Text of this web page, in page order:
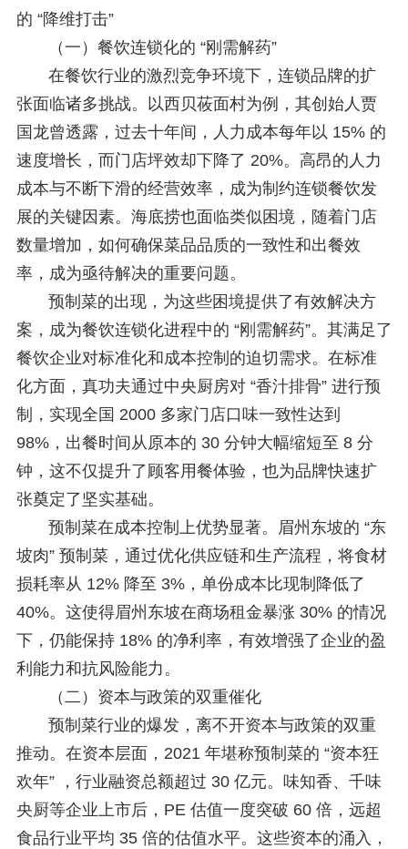
的 “降维打击”
（一）餐饮连锁化的 “刚需解药”
在餐饮行业的激烈竞争环境下，连锁品牌的扩
张面临诸多挑战。以西贝莜面村为例，其创始人贾
国龙曾透露，过去十年间，人力成本每年以 15% 的
速度增长，而门店坪效却下降了 20%。高昂的人力
成本与不断下滑的经营效率，成为制约连锁餐饮发
展的关键因素。海底捞也面临类似困境，随着门店
数量增加，如何确保菜品品质的一致性和出餐效
率，成为亟待解决的重要问题。
预制菜的出现，为这些困境提供了有效解决方
案，成为餐饮连锁化进程中的 “刚需解药”。其满足了
餐饮企业对标准化和成本控制的迫切需求。在标准
化方面，真功夫通过中央厨房对 “香汁排骨” 进行预
制，实现全国 2000 多家门店口味一致性达到
98%，出餐时间从原本的 30 分钟大幅缩短至 8 分
钟，这不仅提升了顾客用餐体验，也为品牌快速扩
张奠定了坚实基础。
预制菜在成本控制上优势显著。眉州东坡的 “东
坡肉” 预制菜，通过优化供应链和生产流程，将食材
损耗率从 12% 降至 3%，单份成本比现制降低了
40%。这使得眉州东坡在商场租金暴涨 30% 的情况
下，仍能保持 18% 的净利率，有效增强了企业的盈
利能力和抗风险能力。
（二）资本与政策的双重催化
预制菜行业的爆发，离不开资本与政策的双重
推动。在资本层面，2021 年堪称预制菜的 “资本狂
欢年” ，行业融资总额超过 30 亿元。味知香、千味
央厨等企业上市后，PE 估值一度突破 60 倍，远超
食品行业平均 35 倍的估值水平。这些资本的涌入，